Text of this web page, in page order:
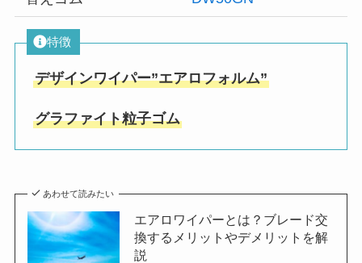
特徴
デザインワイパー”エアロフォルム”
グラファイト粒子ゴム
あわせて読みたい
エアロワイパーとは？ブレード交
換するメリットやデメリットを解
説